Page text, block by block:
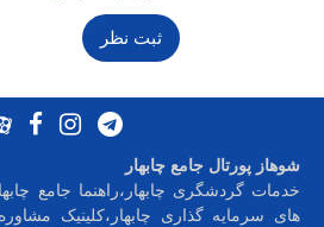
شوهاز پورتال جامع چابهار
خدمات گردشگری چابهار،راهنما جامع
های سرمایه گذاری چابهار،کلینیک